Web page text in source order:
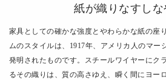
紙が織りなすしな
家具としての確かな強度とやわらかな紙の座
ムのスタイルは、1917年、アメリカ人のマー
発明されたものです。スチールワイヤーにク
るその織りは、質の高さゆえ、瞬く間にヨー